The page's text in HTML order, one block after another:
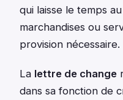
qui laisse le temps
marchandises ou
provision nécessaire.
La lettre de change
dans sa fonction de